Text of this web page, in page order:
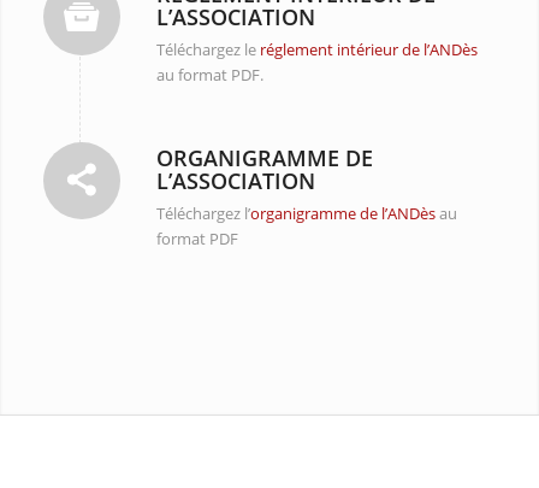
L’ASSOCIATION
Téléchargez le réglement intérieur de l’ANDès
au format PDF.
ORGANIGRAMME DE
L’ASSOCIATION
Téléchargez l’organigramme de l’ANDèsau
format PDF